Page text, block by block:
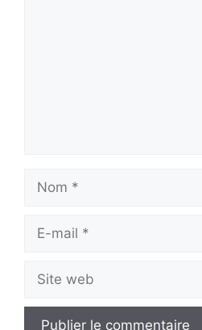
Nom
Site
web